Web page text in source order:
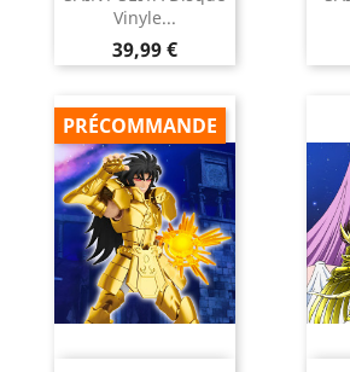
Vinyle...
Prix
39,99 €
PRÉCOMMANDE